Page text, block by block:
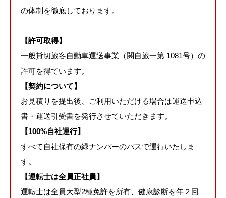
の体制を徹底しております。
【許可取得】
一般貸切旅客自動車運送事業（関自旅一第 1081号）の
許可を得ています。
【契約について】
お見積りを提出後、ご利用いただける場合は運送申込
書・運送引受書を発行させていただきます。
【100%自社運行】
すべて自社保有の緑ナンバーのバスで運行いたしま
す。
【運転士は全員正社員】
運転士は全員大型2種免許を所有、健康診断を年２回